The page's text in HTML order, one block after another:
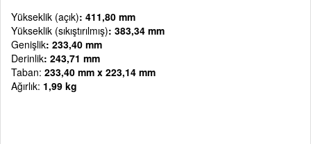
Yükseklik (açık): 411,80 mm
Yükseklik (sıkıştırılmış): 383,34 mm
Genişlik: 233,40 mm
Derinlik: 243,71 mm
Taban: 233,40 mm x 223,14 mm
Ağırlık: 1,99 kg